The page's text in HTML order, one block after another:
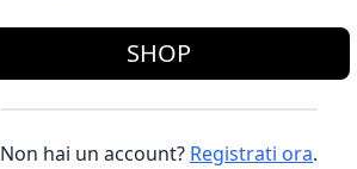
SHOP
Non hai un account? Registrati ora.